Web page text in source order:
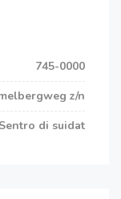
745-0000
z/n
Sentro di suidat